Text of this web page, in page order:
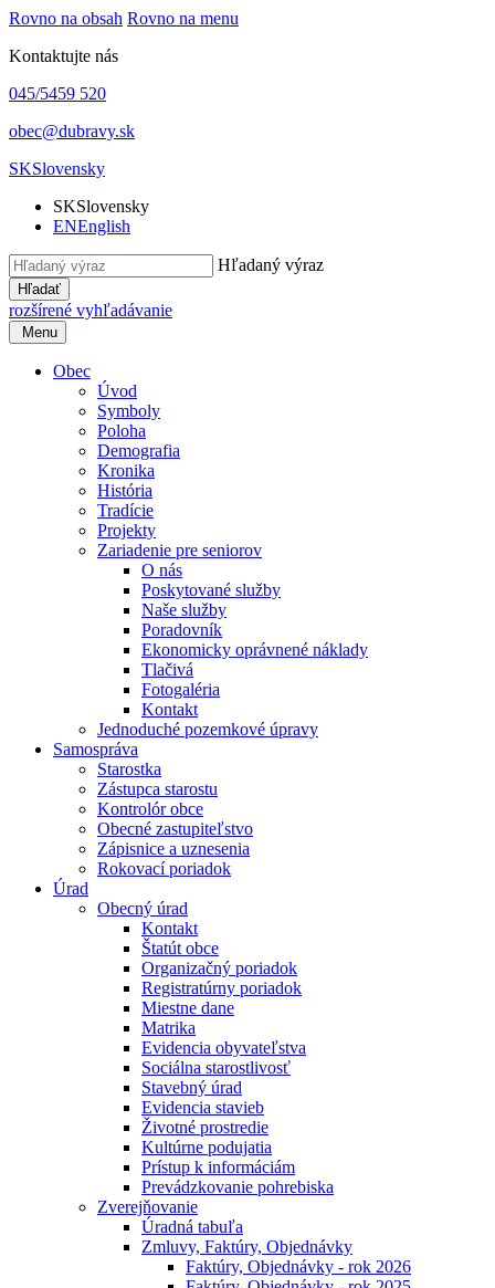
Rovno na obsah Rovno na menu
Kontaktujte nás
045/5459 520
obec@dubravy.sk
SKSlovensky
SKSlovensky
ENEnglish
Hľadaný výraz
Hľadať
rozšírené vyhľadávanie
Menu
Obec
Úvod
Symboly
Poloha
Demografia
Kronika
História
Tradície
Projekty
Zariadenie pre seniorov
O nás
Poskytované služby
Naše služby
Poradovník
Ekonomicky oprávnené náklady
Tlačivá
Fotogaléria
Kontakt
Jednoduché pozemkové úpravy
Samospráva
Starostka
Zástupca starostu
Kontrolór obce
Obecné zastupiteľstvo
Zápisnice a uznesenia
Rokovací poriadok
Úrad
Obecný úrad
Kontakt
Štatút obce
Organizačný poriadok
Registratúrny poriadok
Miestne dane
Matrika
Evidencia obyvateľstva
Sociálna starostlivosť
Stavebný úrad
Evidencia stavieb
Životné prostredie
Kultúrne podujatia
Prístup k informáciám
Prevádzkovanie pohrebiska
Zverejňovanie
Úradná tabuľa
Zmluvy, Faktúry, Objednávky
Faktúry, Objednávky - rok 2026